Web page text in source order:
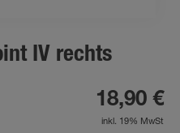
IV rechts
18,90 €
inkl. 19% MwSt